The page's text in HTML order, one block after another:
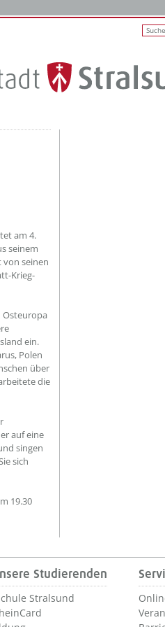
am 4.
seinem
von seinen
Krieg-
Osteuropa
ein.
Polen
über
die
auf eine
singen
sich
19.30
Studierenden
Stralsund